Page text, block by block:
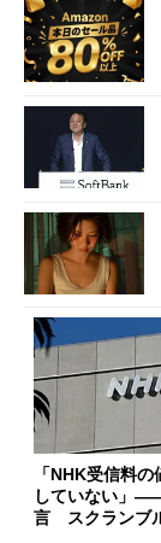
「NHK受信料
していない」
言 スクランブ